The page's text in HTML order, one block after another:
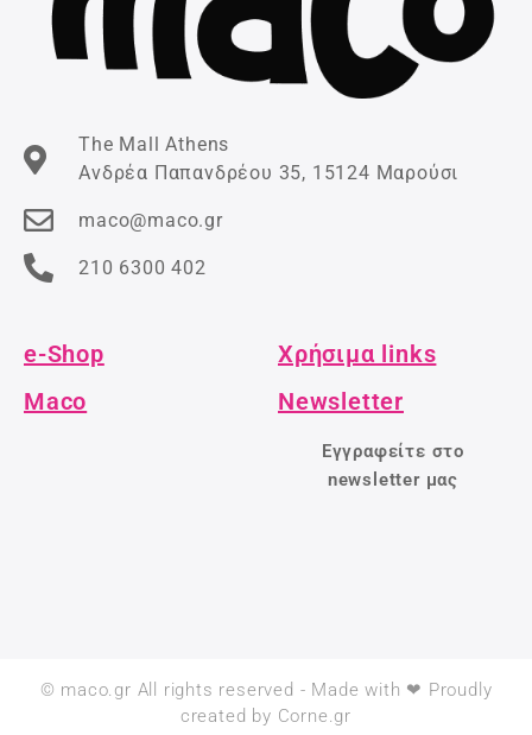
The Mall Athens
Ανδρέα Παπανδρέου 35, 15124 Μαρούσι
maco@maco.gr
210 6300 402
e-Shop
Χρήσιμα links
Maco
Newsletter
Εγγραφείτε στο
newsletter μας
© maco.gr All rights reserved - Made with ❤ Proudly
created by Corne.gr